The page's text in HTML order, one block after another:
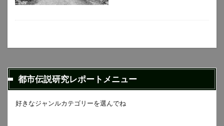
都市伝説研究レポートメニュー
好きなジャンルカテゴリーを選んでね